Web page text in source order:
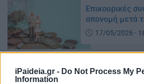
iPaideia.gr - Do Not Process My
Information
Επικουρικές
απονομή μετά
17/05/2026 -
ΟΛΤΕΕ: Πράξη